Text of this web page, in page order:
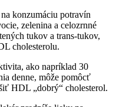
na konzumáciu potravín
zelenina a celozrnné
tukov a trans-tukov,
cholesterolu.
ako napríklad 30
denne, môže pomôcť
HDL „dobrý“ cholesterol.